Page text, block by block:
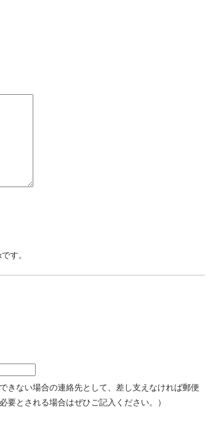
す。
きない場合の連絡先として、差し支えなければ郵便
とされる場合はぜひご記入ください。）